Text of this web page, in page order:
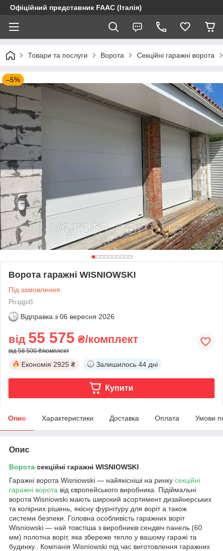
Офіційний представник FAAC (Італія)
Товари та послуги Ворота Секційні гаражні ворота
–5%
Ворота гаражні WISNIOWSKI
Під замовлення
Роздріб
Відправка з 06 вересня 2026
від 55 575 ₴/комплект
від 58 500 ₴/комплект
Економія 2925 ₴ Залишилось 44 дні
Купити
Опис Характеристики Доставка Оплата Умови
Опис
Ворота секційні гаражні WISNIOWSKI
Гаражні ворота Wisniowski — найякісніші на ринку секційні
гаражні ворота від європейського виробника. Підіймальні
ворота Wisniowski мають широкий асортимент дизайнерських
та колірних рішень, якісну фурнітуру для воріт а також
системи безпеки. Головна особливість гаражних воріт
Wisniowski — най товстіша з виробників сендвіч панель (60
мм) полотна воріт, яка збереже тепло у вашому гаражі та
будинку.. Компанія Wisniowski під час виготовлення гаражних